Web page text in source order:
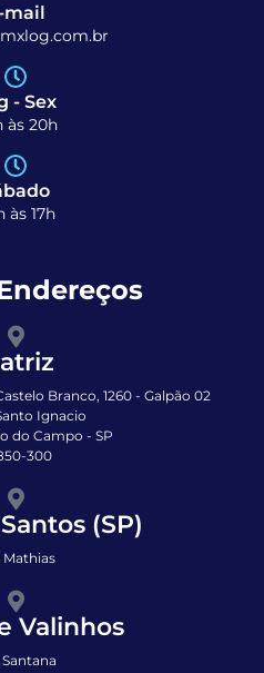
mail
- Sex
às 20h
às 17h
Branco, 1260 - Galpão 02
Ignacio
do Campo - SP
300
(SP)
Mathias
Valinhos
Santana